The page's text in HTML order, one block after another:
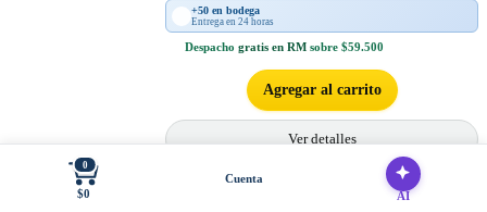
+50 en bodega
Entrega en 24 horas
Despacho gratis en RM sobre $59.500
Agregar al carrito
Ver detalles
0
$0
Cuenta
AI